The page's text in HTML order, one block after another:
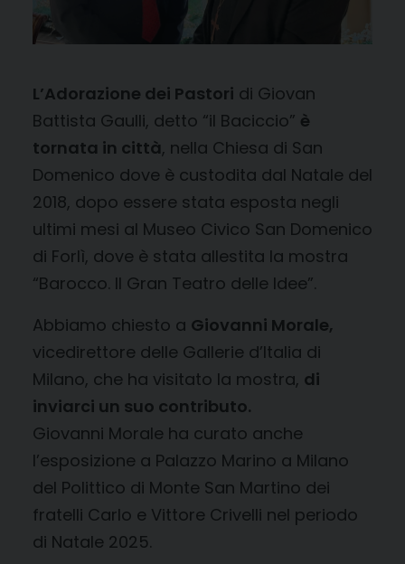
L’Adorazione dei Pastori di Giovan
Battista Gaulli, detto “il Baciccio” è
tornata in città, nella Chiesa di San
Domenico dove è custodita dal Natale del
2018, dopo essere stata esposta negli
ultimi mesi al Museo Civico San Domenico
di Forlì, dove è stata allestita la mostra
“Barocco. Il Gran Teatro delle Idee”.
Abbiamo chiesto a Giovanni Morale,
vicedirettore delle Gallerie d’Italia di
Milano, che ha visitato la mostra, di
inviarci un suo contributo.
Giovanni Morale ha curato anche
l’esposizione a Palazzo Marino a Milano
del Polittico di Monte San Martino dei
fratelli Carlo e Vittore Crivelli nel periodo
di Natale 2025.